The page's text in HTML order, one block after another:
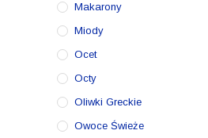
Makarony
Miody
Ocet
Octy
Oliwki Greckie
Owoce Świeże